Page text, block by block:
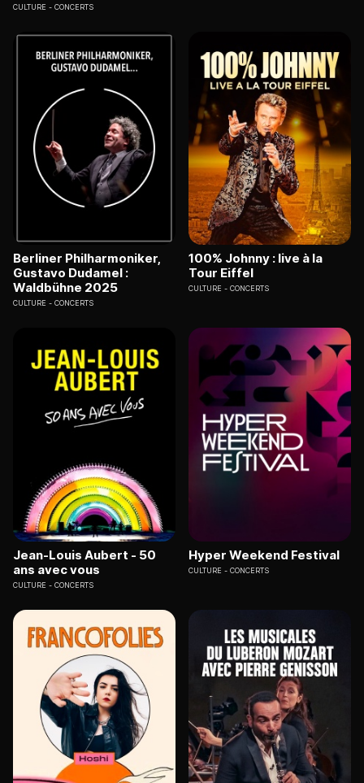
CULTURE CONCERTS
Berliner Philharmoniker,
Gustavo Dudamel :
Waldbühne 2025
CULTURE CONCERTS
100% Johnny : live à la
Tour Eiffel
CULTURE CONCERTS
Jean-Louis Aubert - 50
ans avec vous
CULTURE CONCERTS
Hyper Weekend Festival
CULTURE CONCERTS